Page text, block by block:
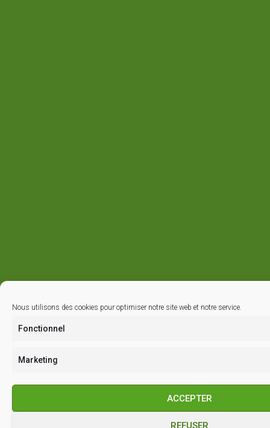
Nous utilisons des cookies pour optimiser notre site web et notre service.
Fonctionnel
Marketing
ACCEPTER
REFUSER